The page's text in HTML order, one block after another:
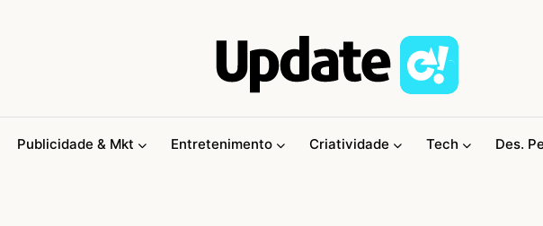
Publicidade & Mkt Entretenimento Criatividade Tech Des.